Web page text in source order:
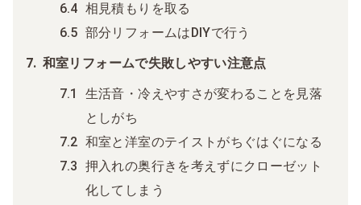
相見積もりを取る
部分リフォームはDIYで行う
和室リフォームで失敗しやすい注意点
生活音・冷えやすさが変わることを見落
としがち
和室と洋室のテイストがちぐはぐになる
押入れの奥行きを考えずにクローゼット
化してしまう